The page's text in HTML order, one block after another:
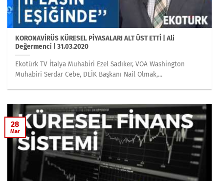
KORONAVİRÜS KÜRESEL PİYASALARI ALT ÜST ETTİ | Ali
Değermenci | 31.03.2020
Ekotürk TV İtalya Muhabiri Ezel Sadıker, VOA Washington
Muhabiri Serdar Cebe, DEİK Başkanı Nail Olmak,...
28
Mar